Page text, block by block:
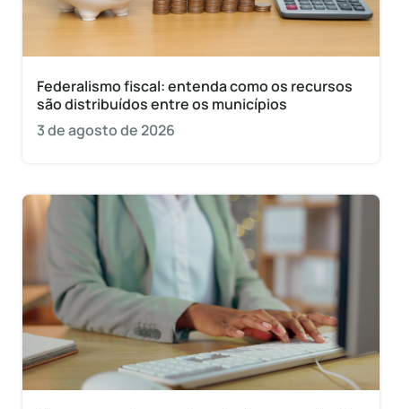
Federalismo fiscal: entenda como os recursos
são distribuídos entre os municípios
3 de agosto de 2026